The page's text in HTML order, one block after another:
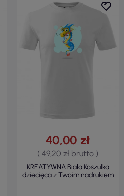
40,00 zł
( 49,20 zł brutto )
KREATYWNA Biała Koszulka
dziecięca z Twoim nadrukiem